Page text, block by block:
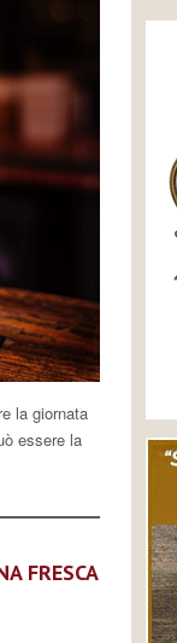
la giornata
essere la
FRESCA